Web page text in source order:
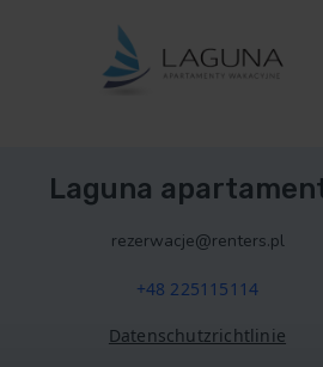
Laguna
rezerwacje@renters.pl
+48 225115114
Datenschutzrichtlinie